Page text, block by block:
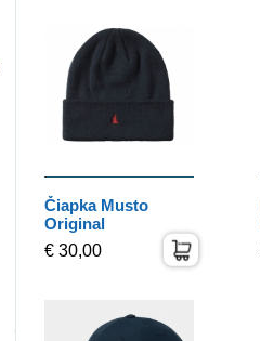
Čiapka Musto
Original
€ 30,00